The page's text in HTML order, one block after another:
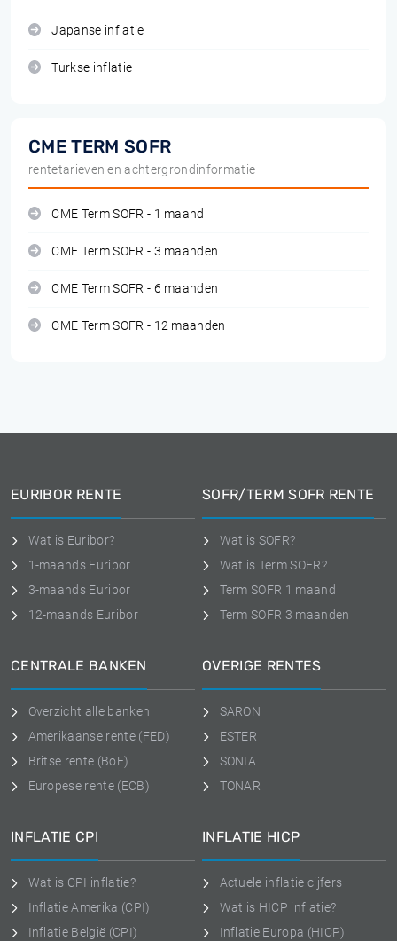
Japanse inflatie
Turkse inflatie
CME TERM SOFR
rentetarieven en achtergrondinformatie
CME Term SOFR - 1 maand
CME Term SOFR - 3 maanden
CME Term SOFR - 6 maanden
CME Term SOFR - 12 maanden
EURIBOR RENTE
Wat is Euribor?
1-maands Euribor
3-maands Euribor
12-maands Euribor
SOFR/TERM SOFR RENTE
Wat is SOFR?
Wat is Term SOFR?
Term SOFR 1 maand
Term SOFR 3 maanden
CENTRALE BANKEN
Overzicht alle banken
Amerikaanse rente (FED)
Britse rente (BoE)
Europese rente (ECB)
OVERIGE RENTES
SARON
ESTER
SONIA
TONAR
INFLATIE CPI
Wat is CPI inflatie?
Inflatie Amerika (CPI)
Inflatie België (CPI)
INFLATIE HICP
Actuele inflatie cijfers
Wat is HICP inflatie?
Inflatie Europa (HICP)